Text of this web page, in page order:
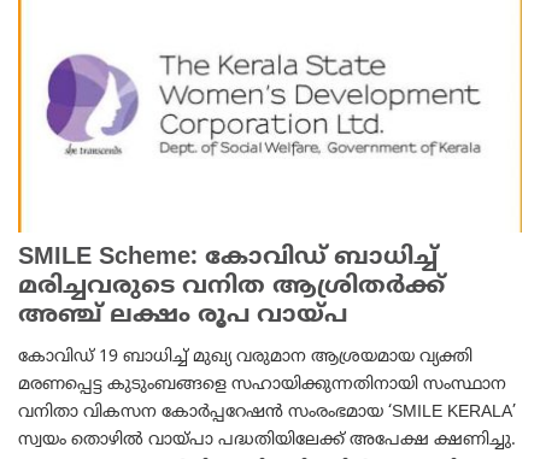
SMILE Scheme: കോവിഡ് ബാധിച്ച്
മരിച്ചവരുടെ വനിത ആശ്രിതർക്ക്
അഞ്ച് ലക്ഷം രൂപ വായ്പ
കോവിഡ് 19 ബാധിച്ച് മുഖ്യ വരുമാന ആശ്രയമായ വ്യക്തി
മരണപ്പെട്ട കുടുംബങ്ങളെ സഹായിക്കുന്നതിനായി സംസ്ഥാന
വനിതാ വികസന കോർപ്പറേഷൻ സംരംഭമായ ‘SMILE KERALA’
സ്വയം തൊഴിൽ വായ്പാ പദ്ധതിയിലേക്ക് അപേക്ഷ ക്ഷണിച്ചു.